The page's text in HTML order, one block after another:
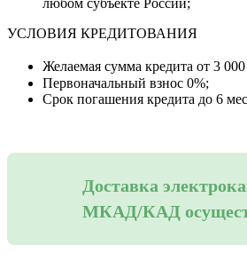
любом субъекте России;
УСЛОВИЯ КРЕДИТОВАНИЯ
Желаемая сумма кредита от 3
Первоначальный взнос 0%;
Срок погашения кредита до 6
Доставка
МКАД/КАД